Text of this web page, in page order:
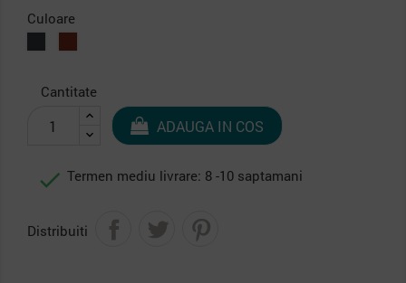
Culoare
Cantitate
ADAUGA IN COS
 Termen mediu livrare: 8 -10 saptamani
Distribuiti